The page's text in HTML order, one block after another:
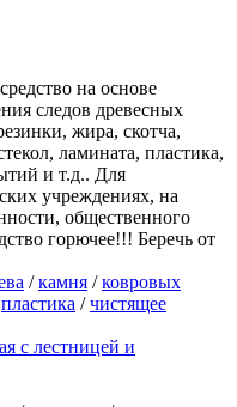
на основе
следов древесных
жира, скотча,
ламината, пластика,
и т.д.. Для
учреждениях, на
общественного
горючее!!! Беречь от
/камня /ковровых
пластика /чистящее
с лестницей и